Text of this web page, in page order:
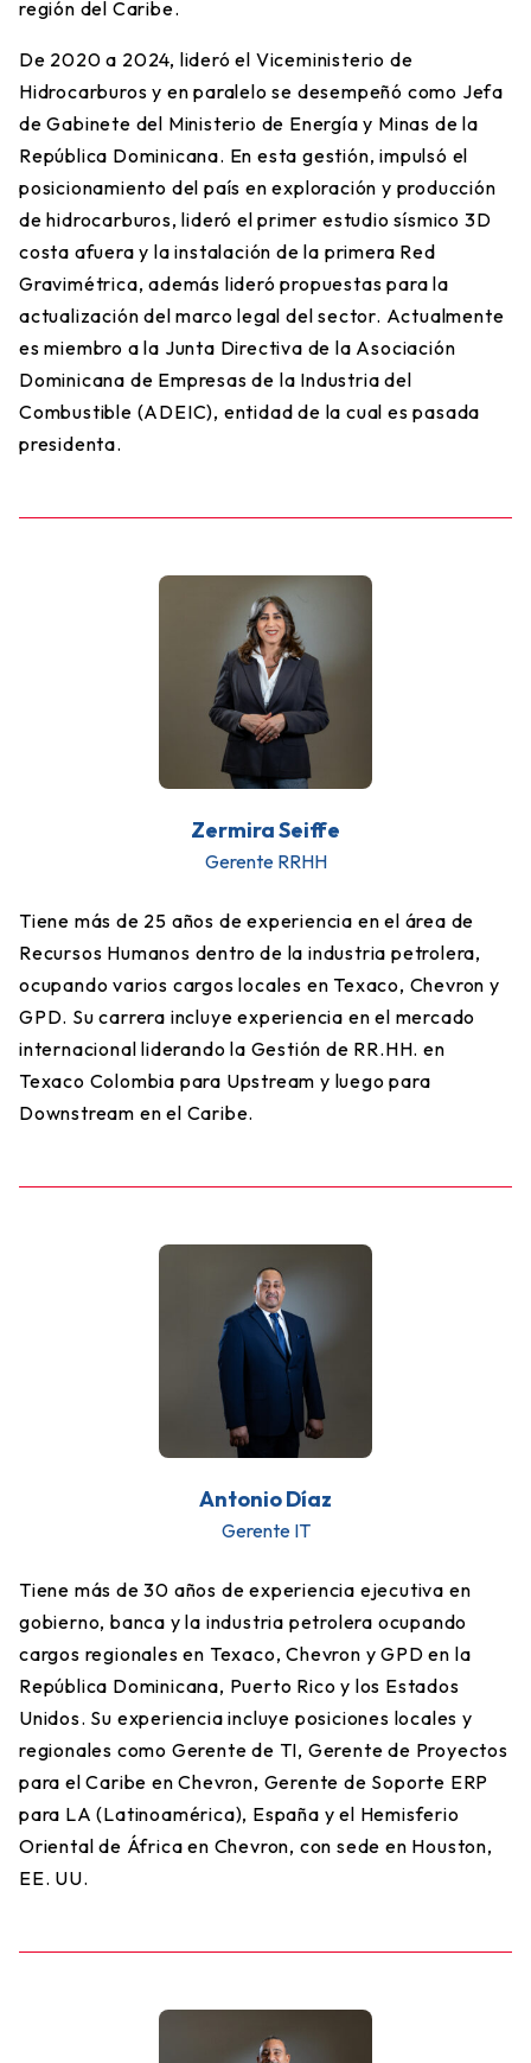
región del Caribe.
De 2020 a 2024, lideró el Viceministerio de
Hidrocarburos y en paralelo se desempeñó como Jefa
de Gabinete del Ministerio de Energía y Minas de la
República Dominicana. En esta gestión, impulsó el
posicionamiento del país en exploración y producción
de hidrocarburos, lideró el primer estudio sísmico 3D
costa afuera y la instalación de la primera Red
Gravimétrica, además lideró propuestas para la
actualización del marco legal del sector. Actualmente
es miembro a la Junta Directiva de la Asociación
Dominicana de Empresas de la Industria del
Combustible (ADEIC), entidad de la cual es pasada
presidenta.
Zermira Seiffe
Gerente RRHH
Tiene más de 25 años de experiencia en el área de
Recursos Humanos dentro de la industria petrolera,
ocupando varios cargos locales en Texaco, Chevron y
GPD. Su carrera incluye experiencia en el mercado
internacional liderando la Gestión de RR.HH. en
Texaco Colombia para Upstream y luego para
Downstream en el Caribe.
Antonio Díaz
Gerente IT
Tiene más de 30 años de experiencia ejecutiva en
gobierno, banca y la industria petrolera ocupando
cargos regionales en Texaco, Chevron y GPD en la
República Dominicana, Puerto Rico y los Estados
Unidos. Su experiencia incluye posiciones locales y
regionales como Gerente de TI, Gerente de Proyectos
para el Caribe en Chevron, Gerente de Soporte ERP
para LA (Latinoamérica), España y el Hemisferio
Oriental de África en Chevron, con sede en Houston,
EE. UU.